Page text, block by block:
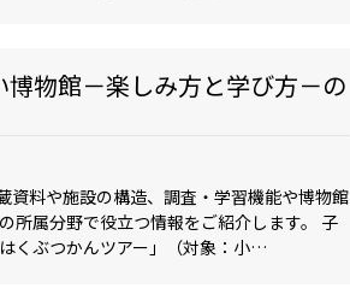
物館－楽しみ方と学び方－の
資料や施設の構造、調査・学習機能や博物館
所属分野で役立つ情報をご紹介します。 子
くぶつかんツアー」（対象：小…